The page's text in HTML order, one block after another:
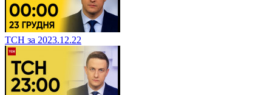
ТСН за 2023.12.22